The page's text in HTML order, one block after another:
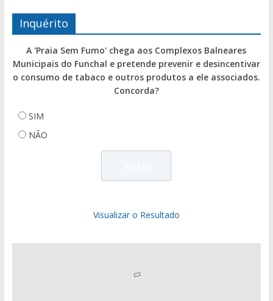
Inquérito
A 'Praia Sem Fumo' chega aos Complexos Balneares
Municipais do Funchal e pretende prevenir e desincentivar
o consumo de tabaco e outros produtos a ele associados.
Concorda?
SIM
NÃO
Visualizar o Resultado